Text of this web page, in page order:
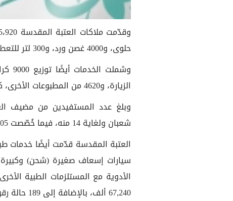
حلوى، و4000 غصن ورد، و300 لتر للتعطير.
الزيارة، و4620 من المطبوعات الأخرى، كخدمات دينية وثقافية.
شعبان ولغاية 14 منه، فيما خُصّصت 205 آلية من مختلف الأحجام والأنواع، لنقل الزائرين.
الأدوية مع المستلزمات الطبية
67,240 ألف، بالإضافة إلى 189 حالة رقود.